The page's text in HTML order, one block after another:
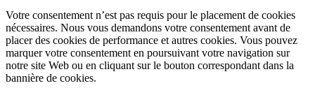
Votre consentement n’est pas requis pour le placement de cookies
nécessaires. Nous vous demandons votre consentement avant de
placer des cookies de performance et autres cookies. Vous pouvez
marquer votre consentement en poursuivant votre navigation sur
notre site Web ou en cliquant sur le bouton correspondant dans la
bannière de cookies.